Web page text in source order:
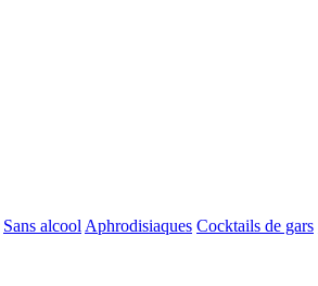
Sans alcool Aphrodisiaques Cocktails de gars